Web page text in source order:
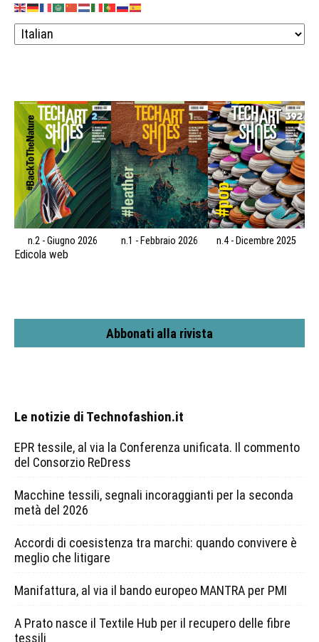
n.2 - Giugno 2026 n.1 - Febbraio 2026 n.4 - Dicembre 2025
Edicola web
Abbonati alla rivista
Le notizie di Technofashion.it
EPR tessile, al via la Conferenza unificata. Il commento
del Consorzio ReDress
Macchine tessili, segnali incoraggianti per la seconda
metà del 2026
Accordi di coesistenza tra marchi: quando convivere è
meglio che litigare
Manifattura, al via il bando europeo MANTRA per PMI
A Prato nasce il Textile Hub per il recupero delle fibre
tessili